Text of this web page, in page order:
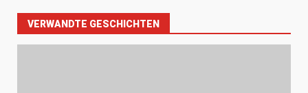
VERWANDTE GESCHICHTEN